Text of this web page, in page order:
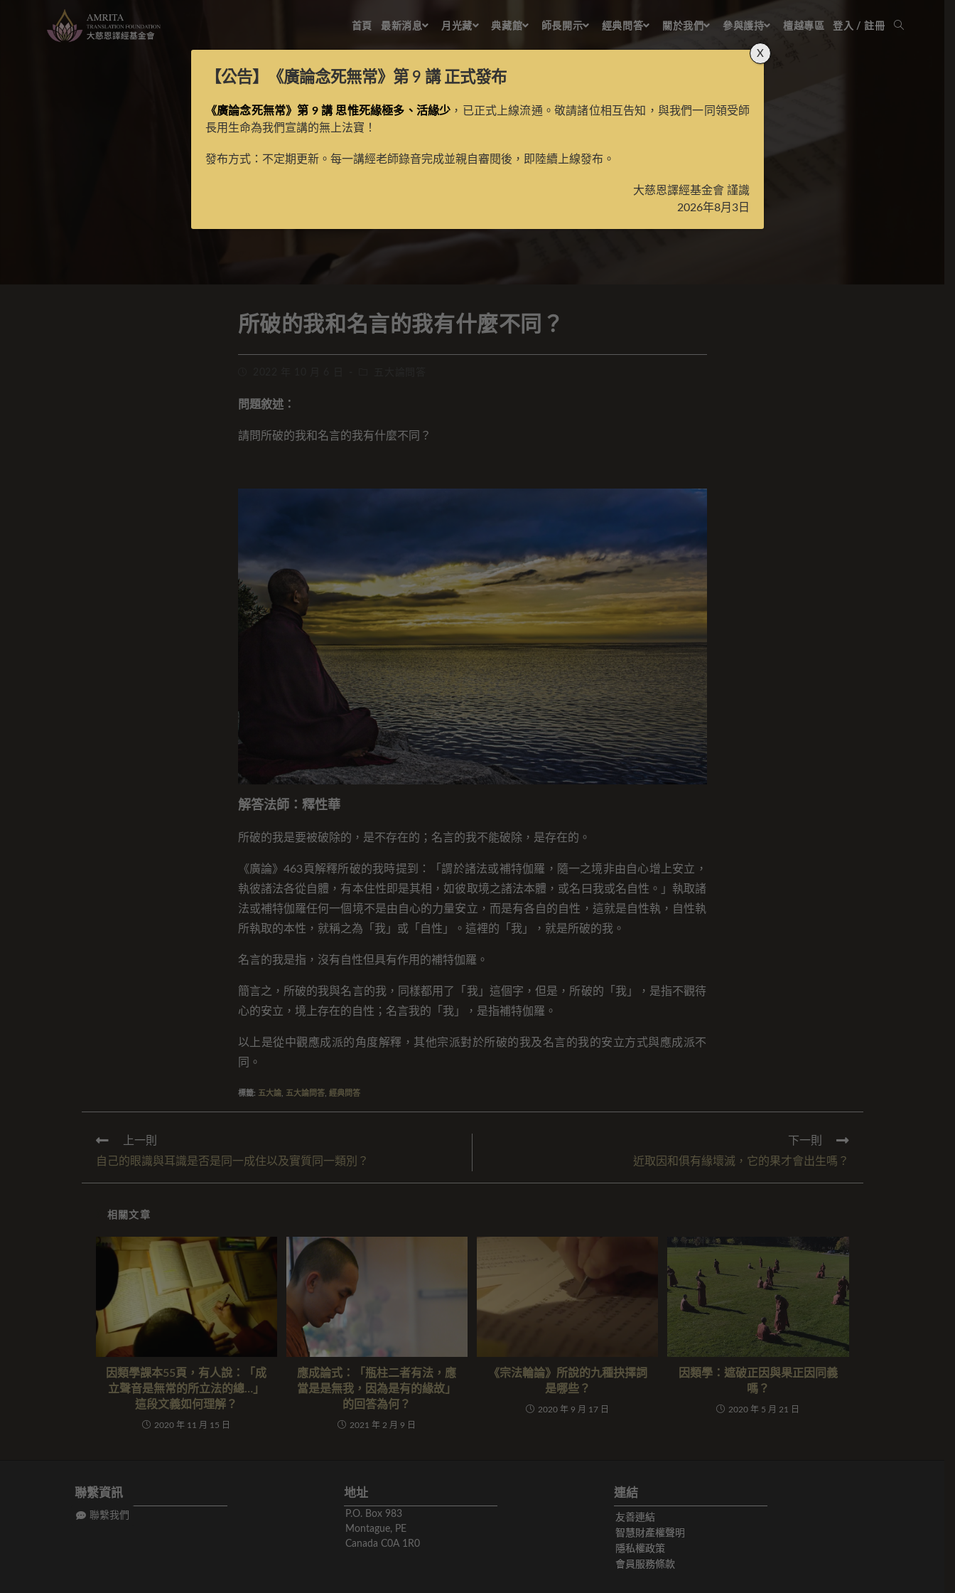
首頁 最新消息 月光藏 典藏館 師長開示 經典問答 關於我們 參與護持 檀越專區 登入 / 註冊
所破的我和名言的我有什麼不同？
所破的我和名言的我有什麼不同？
問題敘述：
請問所破的我和名言的我有什麼不同？
解答法師：釋性華
所破的我是要被破除的，是不存在的；名言的我不能破除，是存在的。
《廣論》463頁解釋所破的我時提到：「謂於諸法或補特伽羅，隨一之境非由自心增上安立，
執彼諸法各從自體，有本住性即是其相，如彼取境之諸法本體，或名曰我或名自性。」執取諸
法或補特伽羅任何一個境不是由自心的力量安立，而是有各自的自性，這就是自性執，自性執
所執取的本性，就稱之為「我」或「自性」。這裡的「我」，就是所破的我。
名言的我是指，沒有自性但具有作用的補特伽羅。
簡言之，所破的我與名言的我，同樣都用了「我」這個字，但是，所破的「我」，是指不觀待
心的安立，境上存在的自性；名言我的「我」，是指補特伽羅。
以上是從中觀應成派的角度解釋，其他宗派對於所破的我及名言的我的安立方式與應成派不
同。
標籤: 五大論, 五大論問答, 經典問答
上一則
自己的眼識與耳識是否是同一成住以及實質同一類別？
下一則
近取因和俱有緣壞滅，它的果才會出生嗎？
相關文章
因類學課本55頁，有人說：「成
立聲音是無常的所立法的總…」
這段文義如何理解？
2020 年 11 月 15 日
應成論式：「瓶柱二者有法，應
當是是無我，因為是有的緣故」
的回答為何？
2021 年 2 月 9 日
《宗法輪論》所說的九種抉擇詞
是哪些？
2020 年 9 月 17 日
因類學：遮破正因與果正因同義
嗎？
2020 年 5 月 21 日
聯繫資訊
聯繫我們
地址
P.O. Box 983
Montague, PE
Canada C0A 1R0
連結
友善連結
智慧財產權聲明
隱私權政策
會員服務條款
【公告】 《廣論念死無常》第 9 講正式發布
《廣論念死無常》第 9 講 思惟死緣極多、活緣少 ，已正式上線流通。敬請諸位相互告知，與我們一同領受師
長用生命為我們宣講的無上法寶！
發布方式：不定期更新。每一講經老師錄音完成並親自審閱後，即陸續上線發布。
大慈恩譯經基金會 謹識
2026年8月3日
X